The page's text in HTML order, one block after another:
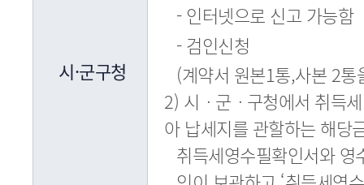
시·군구청
- 인터넷으로 신고 가능함
- 검인신청
(계약서 원본1통,사본 2통
2) 시ㆍ군ㆍ구청에서 취득
아 납세지를 관할하는 해당
취득세영수필확인서와